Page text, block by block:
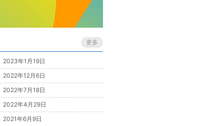
更多
2023年1月19日
2022年12月6日
2022年7月18日
2022年4月29日
2021年6月9日